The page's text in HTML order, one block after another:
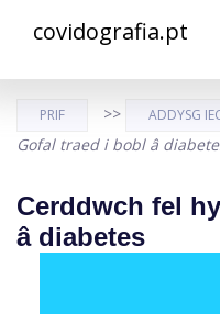
covidografia.pt
PRIF >> ADDYSG
Gofal traed i bobl â
Cerddwch fel
â diabetes